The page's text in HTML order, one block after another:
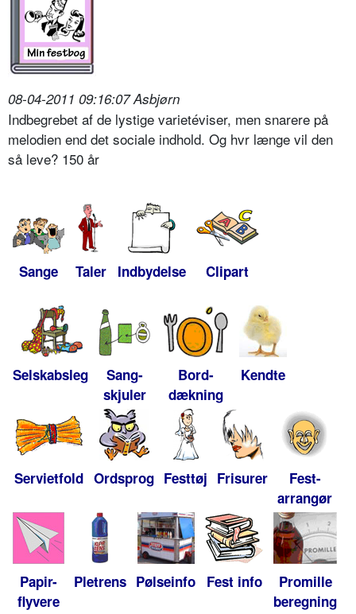
08-04-2011 09:16:07 Asbjørn
Indbegrebet af de lystige varietéviser, men snarere på
melodien end det sociale indhold. Og hvr længe vil den
så leve? 150 år
Sange Taler Indbydelse Clipart
Selskabsleg
Sang-
skjuler
Bord-
dækning
Kendte
Servietfold Ordsprog Festtøj Frisurer
Fest-
arrangør
Papir-
flyvere
Pletrens Pølseinfo Fest info
Promille
beregning